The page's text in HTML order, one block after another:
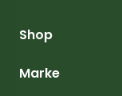
Shop
Marke